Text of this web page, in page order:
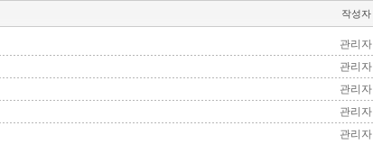
작성자
관리자
관리자
관리자
관리자
관리자